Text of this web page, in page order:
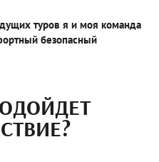
туров я и моя команда
безопасный